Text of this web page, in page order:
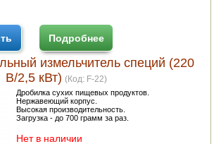
Подробнее
измельчитель специй (220
В/2,5 кВт) (Код: F-22)
Дробилка сухих пищевых продуктов.
Нержавеющий корпус.
Высокая производительность.
Загрузка - до 700 грамм за раз.
Нет в наличии